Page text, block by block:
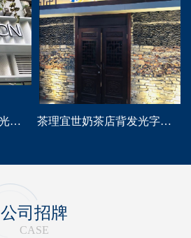
京世沙龙美发店门头发光字招牌定做 茶理宜世奶茶店背发光字门头招牌制作安装
公司招牌
CASE